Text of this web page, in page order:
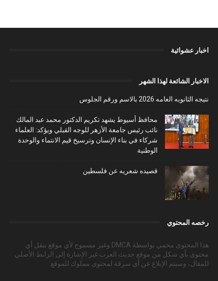
اخبار عشوائية
الاخبار الشائعة لهذا الشهر
نتيجه الثانويه العامه 2026 بالاسم ورقم الجلوس
محافظ أسيوط يشهد تكريم الدكتور محمد عبد المالك
نائب رئيس جامعة الأزهر للوجه القبلي ويؤكد: العلماء
شركاء في بناء الإنسان وترسيخ قيم الانتماء والوحدة
الوطنية
قصيده شعريه عن فلسطين
رخصه المحتوي
هذا المحتوى محمي بواسطة DMCA وغير مسموح لأي موقع بنقل أي
محتوى بأي شكل من موقع حديث العرب غير الإشارة إلى الرابط الأصلي
للمقال، وسيتم الإبلاغ عن أي سرقة لمحتوى مملوك للموقع.